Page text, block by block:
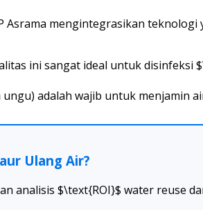
mengintegrasikan teknologi
ini sangat ideal untuk disinfeksi
adalah wajib untuk menjamin
Ulang Air?
analisis $\text{ROI}$ water reuse